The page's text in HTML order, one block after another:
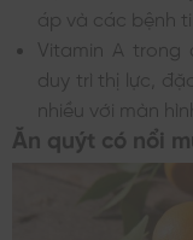
áp và các bệnh
Vitamin A trong
duy trì thị lực,
nhiều với màn
Ăn quýt có nổi